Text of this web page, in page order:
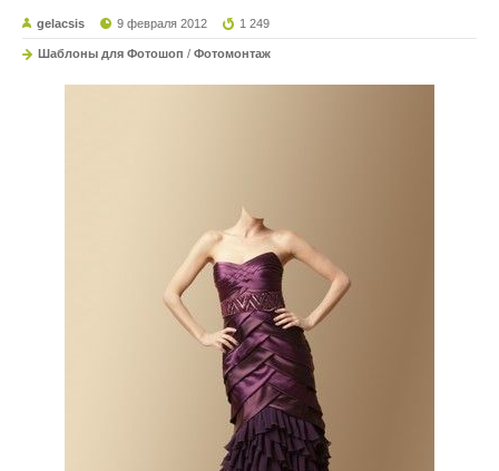
gelacsis 9 февраля 2012 1 249
Шаблоны для Фотошоп / Фотомонтаж